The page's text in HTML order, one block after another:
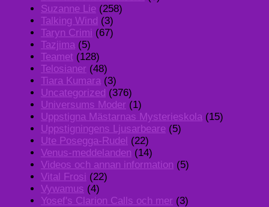
Suzanne Lie (258)
Talking Wind (3)
Taryn Crimi (67)
Tazjima (5)
Teamet (128)
Telosianer (48)
Tiara Kumara (3)
Uncategorized (376)
Universums Moder (1)
Uppstigna Mästarnas Mysterieskola (15)
Uppstigningens Ljusarbeare (5)
Ute Posegga-Rudel (22)
Venus-meddelanden (14)
Videos och annan information (5)
Vital Frosi (22)
Vywamus (4)
Yosef's Clarion Calls och mer (3)